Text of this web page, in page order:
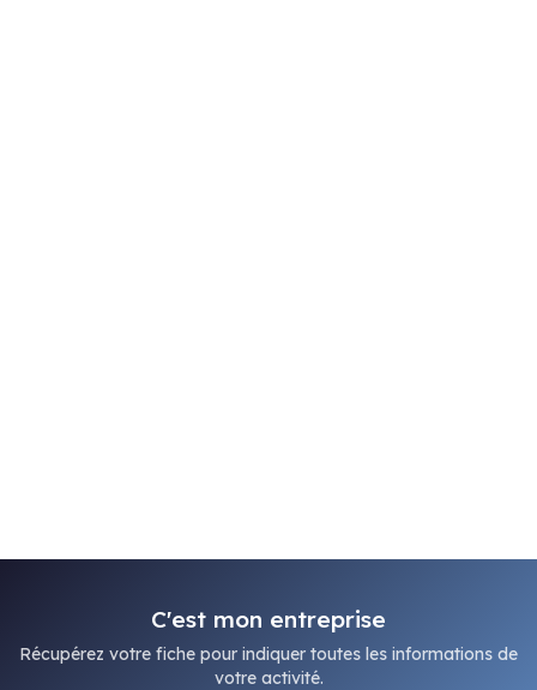
C'est mon entreprise
Récupérez votre fiche pour indiquer toutes les informations de
votre activité.